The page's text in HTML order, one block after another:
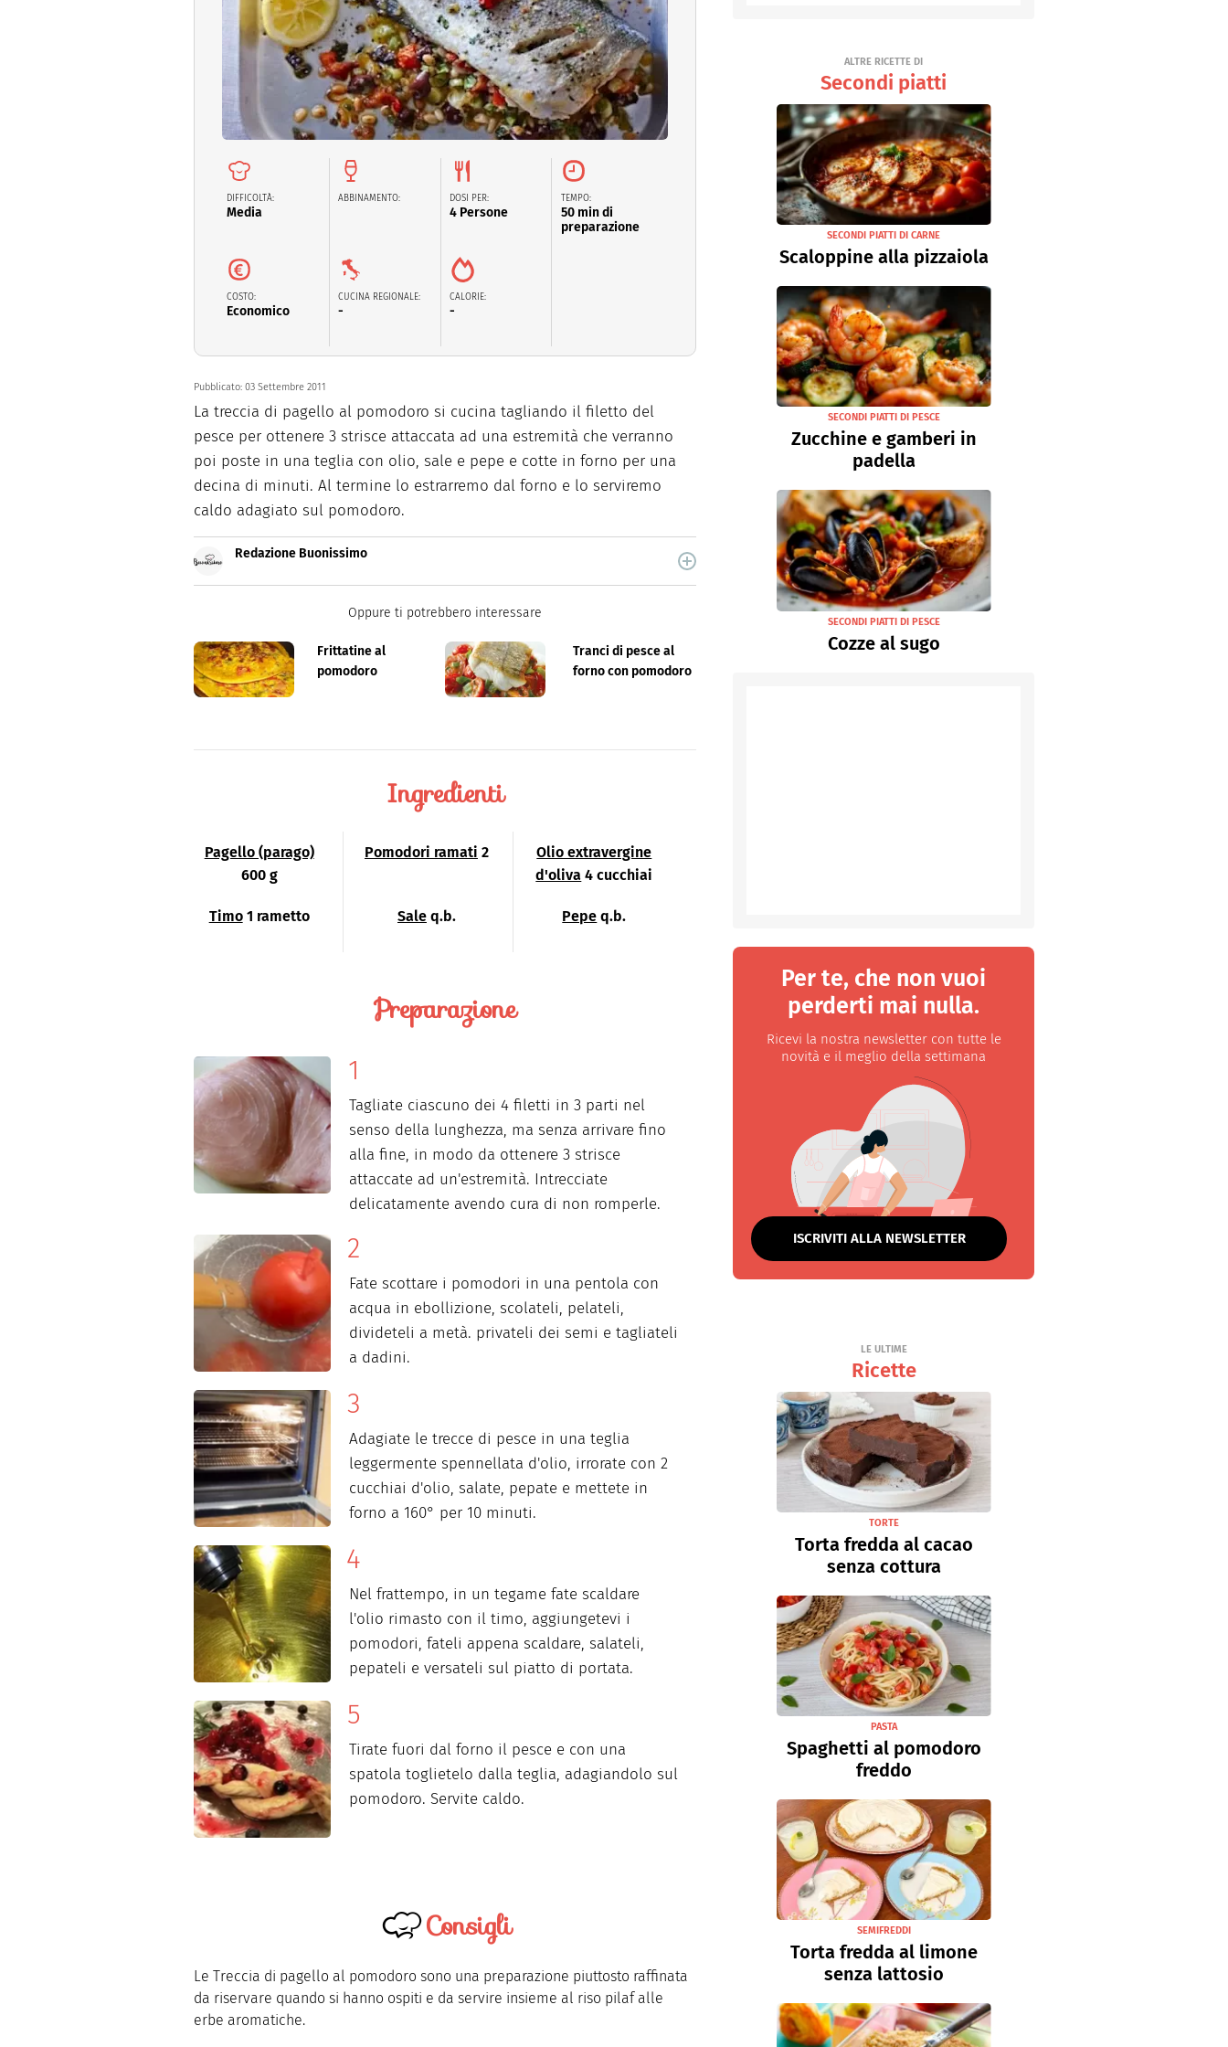
Pasqua
San Valentino
DIFFICOLTÀ:
Media
ABBINAMENTO:
COSTO:
Economico
CUCINA REGIONALE:
-
DOSI PER:
4 Persone
CALORIE:
-
TEMPO:
50 min di
preparazione
Pubblicato: 03 Settembre 2011
La treccia di pagello al pomodoro si cucina tagliando il filetto del
pesce per ottenere 3 strisce attaccata ad una estremità che verranno
poi poste in una teglia con olio, sale e pepe e cotte in forno per una
decina di minuti. Al termine lo estrarremo dal forno e lo serviremo
caldo adagiato sul pomodoro.
Redazione Buonissimo
Buonissimo è il magazine di cucina di Italiaonline nel quale trovi idee veloci,
facili e spiegate passo passo.
Oppure ti potrebbero interessare
Frittatine al
pomodoro
Tranci di pesce al
forno con pomodoro
Ingredienti
Pagello (parago)
600 g
Pomodori ramati 2
Olio extravergine
d'oliva 4 cucchiai
Timo 1 rametto Sale q.b. Pepe q.b.
Preparazione
Tagliate ciascuno dei 4 filetti in 3 parti nel
senso della lunghezza, ma senza arrivare fino
alla fine, in modo da ottenere 3 strisce
attaccate ad un'estremità. Intrecciate
delicatamente avendo cura di non romperle.
Fate scottare i pomodori in una pentola con
acqua in ebollizione, scolateli, pelateli,
divideteli a metà. privateli dei semi e tagliateli
a dadini.
Adagiate le trecce di pesce in una teglia
leggermente spennellata d'olio, irrorate con 2
cucchiai d'olio, salate, pepate e mettete in
forno a 160° per 10 minuti.
Nel frattempo, in un tegame fate scaldare
l'olio rimasto con il timo, aggiungetevi i
pomodori, fateli appena scaldare, salateli,
pepateli e versateli sul piatto di portata.
Tirate fuori dal forno il pesce e con una
spatola toglietelo dalla teglia, adagiandolo sul
pomodoro. Servite caldo.
Consigli
Le Treccia di pagello al pomodoro sono una preparazione piuttosto raffinata
da riservare quando si hanno ospiti e da servire insieme al riso pilaf alle
erbe aromatiche.
ALTRE RICETTE DI
Secondi piatti
SECONDI PIATTI DI CARNE
Scaloppine alla pizzaiola
SECONDI PIATTI DI PESCE
Zucchine e gamberi in
padella
SECONDI PIATTI DI PESCE
Cozze al sugo
Per te, che non vuoi
perderti mai nulla.
Ricevi la nostra newsletter con tutte le
novità e il meglio della settimana
ISCRIVITI ALLA NEWSLETTER
LE ULTIME
Ricette
TORTE
Torta fredda al cacao
senza cottura
PASTA
Spaghetti al pomodoro
freddo
SEMIFREDDI
Torta fredda al limone
senza lattosio